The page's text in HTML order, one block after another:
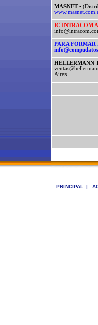
MASNET •
IC INTRACOM
PARA FORMAR
HELLERMANN
Aires.
PRINCIPAL |